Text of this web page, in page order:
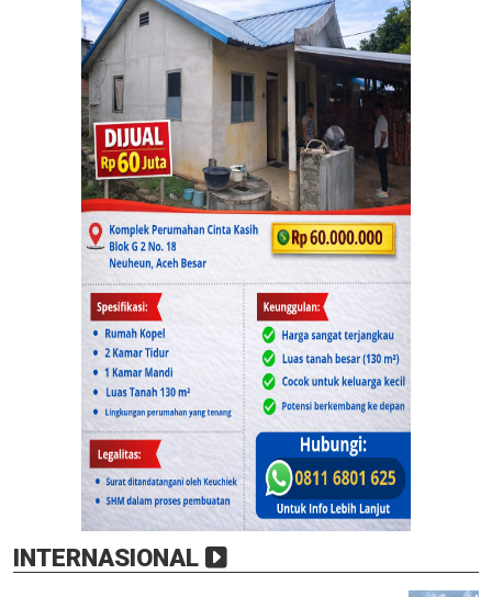
INTERNASIONAL